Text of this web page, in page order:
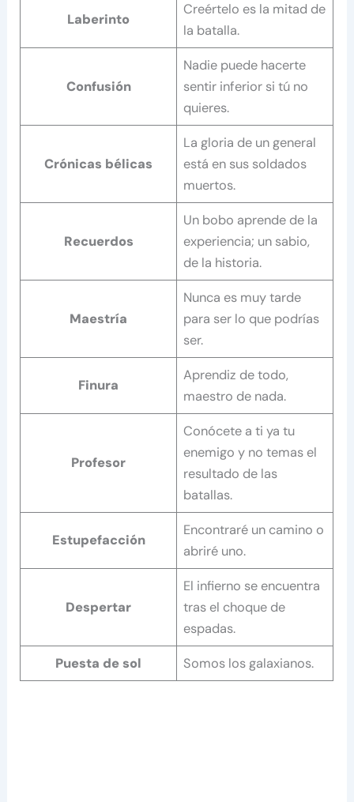
Laberinto
Creértelo es la mitad de
la batalla.
Confusión
Nadie puede hacerte
sentir inferior si tú no
quieres.
Crónicas bélicas
La gloria de un general
está en sus soldados
muertos.
Recuerdos
Un bobo aprende de la
experiencia; un sabio,
de la historia.
Maestría
Nunca es muy tarde
para ser lo que podrías
ser.
Finura
Aprendiz de todo,
maestro de nada.
Profesor
Conócete a ti ya tu
enemigo y no temas el
resultado de las
batallas.
Estupefacción
Encontraré un camino o
abriré uno.
Despertar
El infierno se encuentra
tras el choque de
espadas.
Puesta de sol Somos los galaxianos.